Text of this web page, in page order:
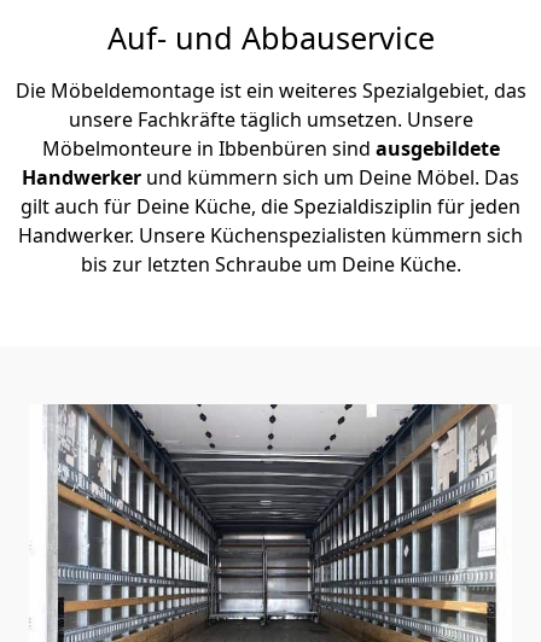
Auf- und Abbauservice
Die Möbeldemontage ist ein weiteres Spezialgebiet, das
unsere Fachkräfte täglich umsetzen. Unsere
Möbelmonteure in Ibbenbüren sind ausgebildete
Handwerker und kümmern sich um Deine Möbel. Das
gilt auch für Deine Küche, die Spezialdisziplin für jeden
Handwerker. Unsere Küchenspezialisten kümmern sich
bis zur letzten Schraube um Deine Küche.